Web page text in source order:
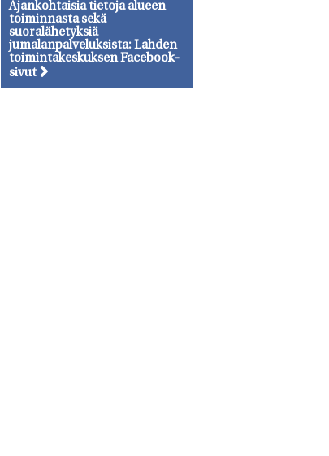
Ajankohtaisia tietoja alueen
toiminnasta sekä
suoralähetyksiä
jumalanpalveluksista: Lahden
toimintakeskuksen Facebook-
sivut